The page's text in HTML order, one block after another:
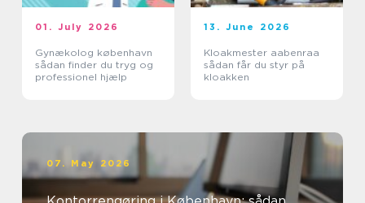
01. July 2026
Gynækolog københavn
sådan finder du tryg og
professionel hjælp
13. June 2026
Kloakmester aabenraa
sådan får du styr på
kloakken
07. May 2026